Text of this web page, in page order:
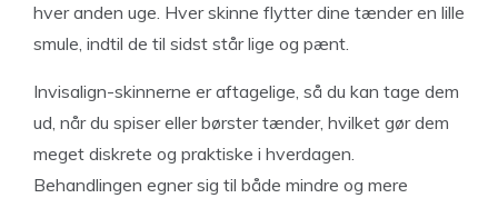
hver anden uge. Hver skinne flytter dine tænder en lille
smule, indtil de til sidst står lige og pænt.
Invisalign-skinnerne er aftagelige, så du kan tage dem
ud, når du spiser eller børster tænder, hvilket gør dem
meget diskrete og praktiske i hverdagen.
Behandlingen egner sig til både mindre og mere